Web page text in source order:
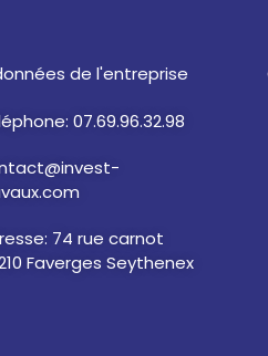
de l'entreprise
07.69.96.32.98
74 rue carnot
Faverges Seythenex